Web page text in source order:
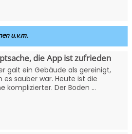
u.v.m.
die App ist zufrieden
galt ein Gebäude als gereinigt,
es sauber war. Heute ist die
komplizierter. Der Boden ...